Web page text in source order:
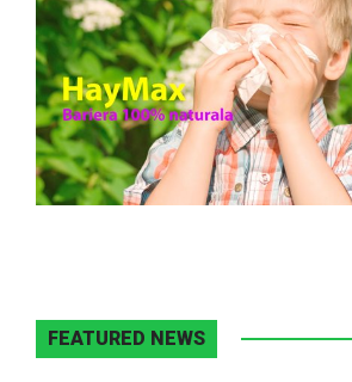
FEATURED NEWS